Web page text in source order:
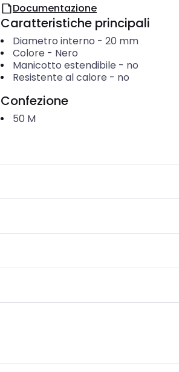
Documentazione
Caratteristiche principali
Diametro interno - 20 mm
Colore - Nero
Manicotto estendibile - no
Resistente al calore - no
Confezione
50 M